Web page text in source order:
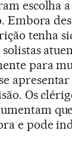
escolha
Embora
tenha
para
Os
e pode